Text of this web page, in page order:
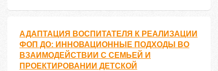
АДАПТАЦИЯ ВОСПИТАТЕЛЯ К РЕАЛИЗАЦИИ
ФОП ДО: ИННОВАЦИОННЫЕ ПОДХОДЫ ВО
ВЗАИМОДЕЙСТВИИ С СЕМЬЕЙ И
ПРОЕКТИРОВАНИИ ДЕТСКОЙ